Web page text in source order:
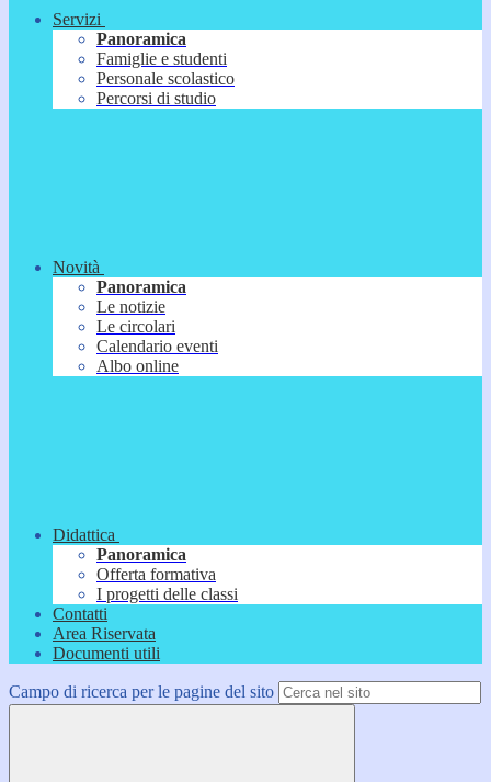
Servizi
Panoramica
Famiglie e studenti
Personale scolastico
Percorsi di studio
Novità
Panoramica
Le notizie
Le circolari
Calendario eventi
Albo online
Didattica
Panoramica
Offerta formativa
I progetti delle classi
Contatti
Area Riservata
Documenti utili
Campo di ricerca per le pagine del sito